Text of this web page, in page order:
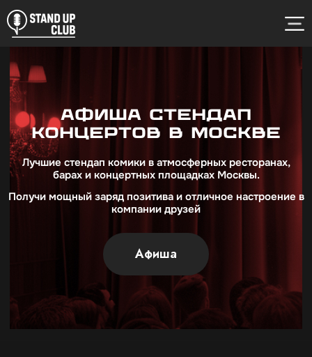
Афиша стендап
концертов в Москве
Лучшие стендап комики в атмосферных ресторанах,
барах и концертных площадках Москвы.
Получи мощный заряд позитива и отличное настроение в
компании друзей
Афиша